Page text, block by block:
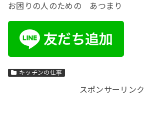
お困りの人のための あつまり
キッチンの仕事
スポンサーリンク